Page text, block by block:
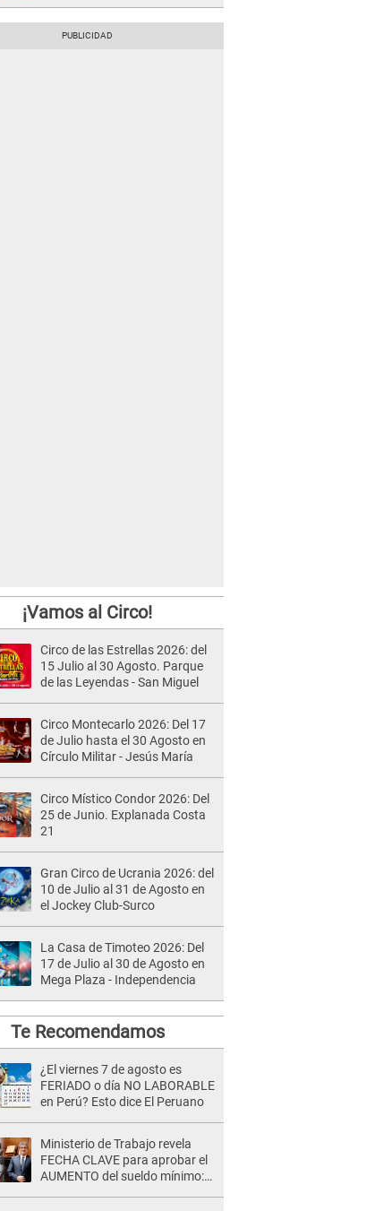
¡Vamos al Circo!
Circo de las Estrellas 2026: del
15 Julio al 30 Agosto. Parque
de las Leyendas - San Miguel
Circo Montecarlo 2026: Del 17
de Julio hasta el 30 Agosto en
Círculo Militar - Jesús María
Circo Místico Condor 2026: Del
25 de Junio. Explanada Costa
21
Gran Circo de Ucrania 2026: del
10 de Julio al 31 de Agosto en
el Jockey Club-Surco
La Casa de Timoteo 2026: Del
17 de Julio al 30 de Agosto en
Mega Plaza - Independencia
Te Recomendamos
¿El viernes 7 de agosto es
FERIADO o día NO LABORABLE
en Perú? Esto dice El Peruano
Ministerio de Trabajo revela
FECHA CLAVE para aprobar el
AUMENTO del sueldo mínimo: